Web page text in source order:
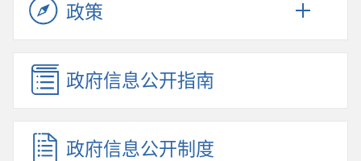
政策
政府信息公开指南
政府信息公开制度